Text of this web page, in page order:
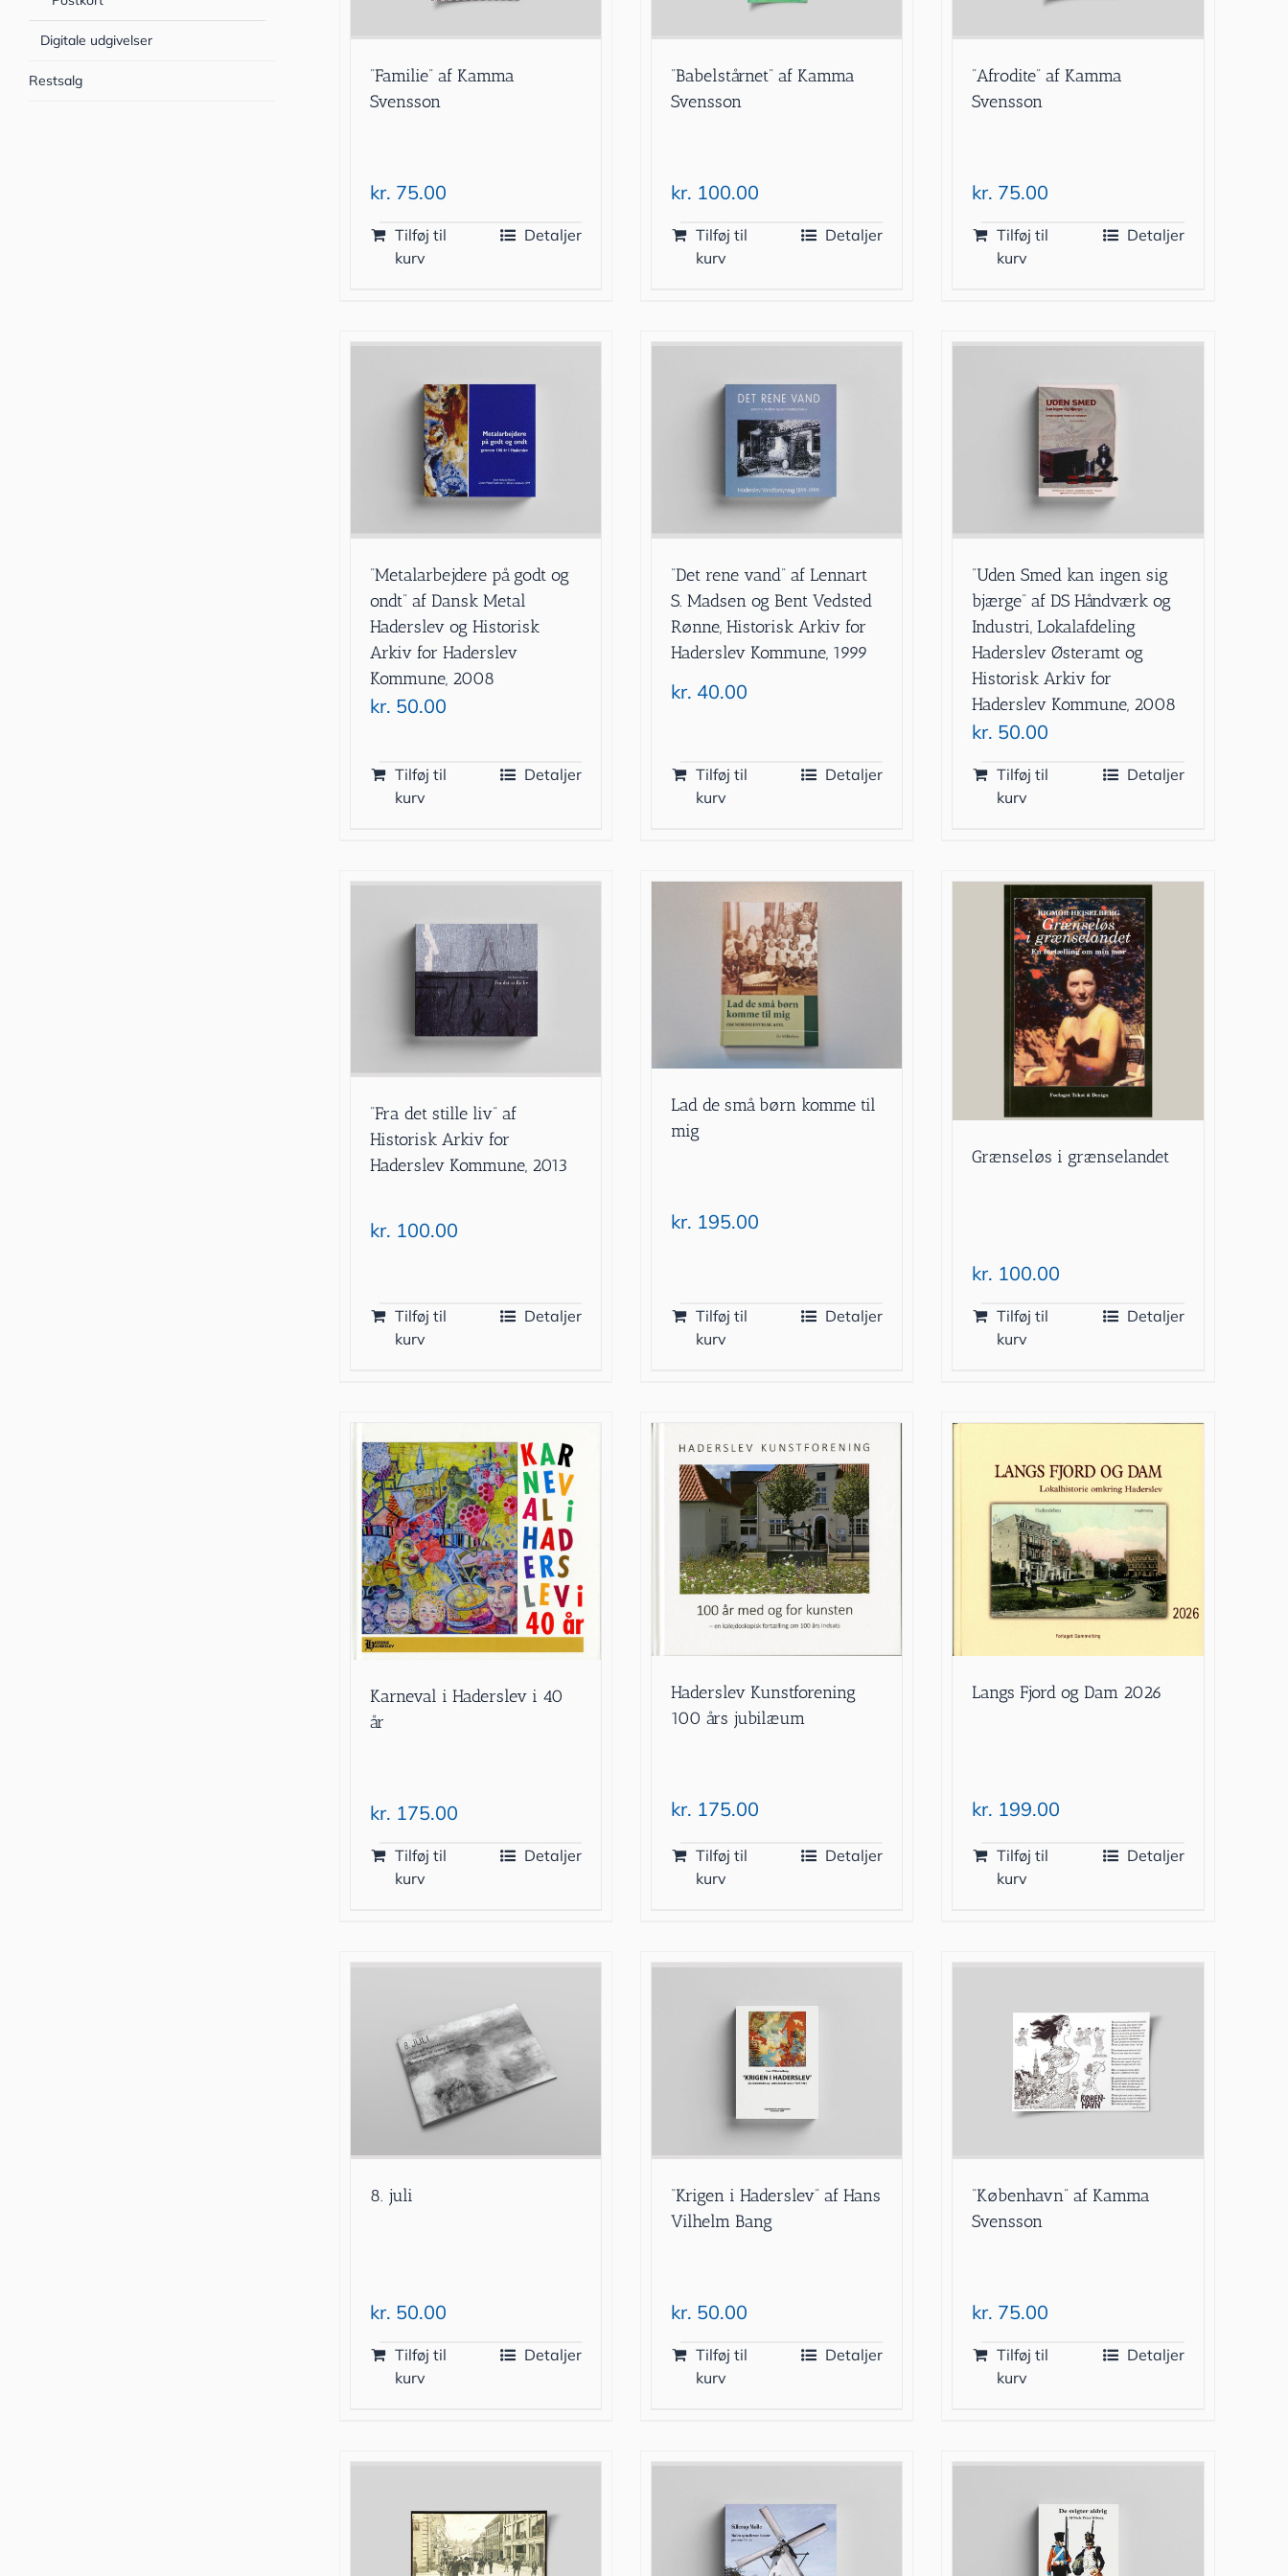
”Familie” af Kamma
Svensson
kr. 75.00
Tilføj til
kurv
Detaljer
”Babelstårnet” af Kamma
Svensson
kr. 100.00
Tilføj til
kurv
Detaljer
”Afrodite” af Kamma
Svensson
kr. 75.00
Tilføj til
kurv
Detaljer
”Metalarbejdere på godt og
ondt” af Dansk Metal
Haderslev og Historisk
Arkiv for Haderslev
Kommune, 2008
kr. 50.00
Tilføj til
kurv
Detaljer
”Det rene vand” af Lennart
S. Madsen og Bent Vedsted
Rønne, Historisk Arkiv for
Haderslev Kommune, 1999
kr. 40.00
Tilføj til
kurv
Detaljer
”Uden Smed kan ingen sig
bjærge” af DS Håndværk og
Industri, Lokalafdeling
Haderslev Østeramt og
Historisk Arkiv for
Haderslev Kommune, 2008
kr. 50.00
Tilføj til
kurv
Detaljer
”Fra det stille liv” af
Historisk Arkiv for
Haderslev Kommune, 2013
kr. 100.00
Tilføj til
kurv
Detaljer
Lad de små børn komme til
mig
kr. 195.00
Tilføj til
kurv
Detaljer
Grænseløs i grænselandet
kr. 100.00
Tilføj til
kurv
Detaljer
Karneval i Haderslev i 40
år
kr. 175.00
Tilføj til
kurv
Detaljer
Haderslev Kunstforening
100 års jubilæum
kr. 175.00
Tilføj til
kurv
Detaljer
Langs Fjord og Dam 2026
kr. 199.00
Tilføj til
kurv
Detaljer
8. juli
kr. 50.00
Tilføj til
kurv
Detaljer
“Krigen i Haderslev” af Hans
Vilhelm Bang
kr. 50.00
Tilføj til
kurv
Detaljer
”København” af Kamma
Svensson
kr. 75.00
Tilføj til
kurv
Detaljer
Digitale udgivelser
Restsalg